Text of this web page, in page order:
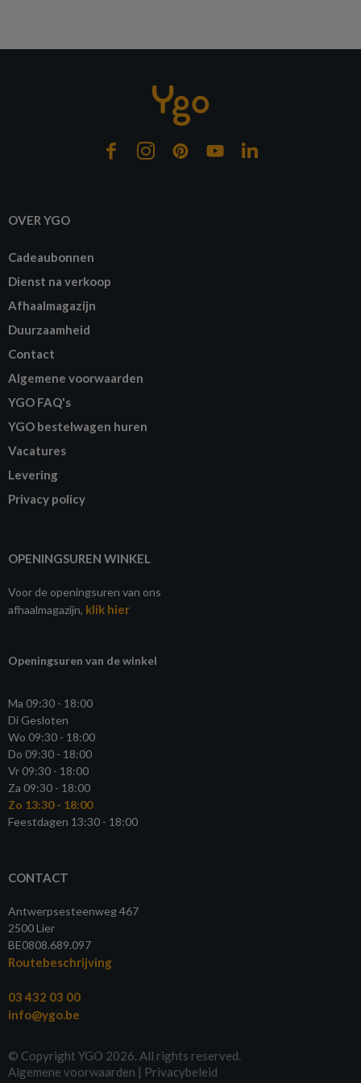
OVER YGO
Cadeaubonnen
Dienst na verkoop
Afhaalmagazijn
Duurzaamheid
Contact
Algemene voorwaarden
YGO FAQ's
YGO bestelwagen huren
Vacatures
Levering
Privacy policy
OPENINGSUREN WINKEL
Voor de openingsuren van ons
afhaalmagazijn, klik hier
Openingsuren van de winkel
Ma 09:30 - 18:00
Di Gesloten
Wo 09:30 - 18:00
Do 09:30 - 18:00
Vr 09:30 - 18:00
Za 09:30 - 18:00
Zo 13:30 - 18:00
Feestdagen 13:30 - 18:00
CONTACT
Antwerpsesteenweg 467
2500 Lier
BE0808.689.097
Routebeschrijving
03 432 03 00
info@ygo.be
© Copyright YGO 2026. All rights reserved.
Algemene voorwaarden | Privacybeleid